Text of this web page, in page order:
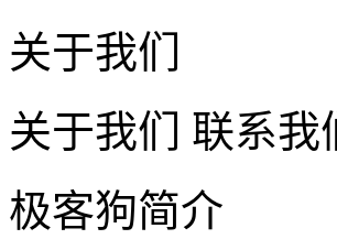
关于我们
关于我们 联系我
极客狗简介